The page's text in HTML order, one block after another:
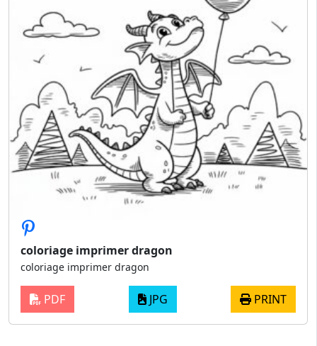
coloriage imprimer dragon
coloriage imprimer dragon
PDF JPG PRINT